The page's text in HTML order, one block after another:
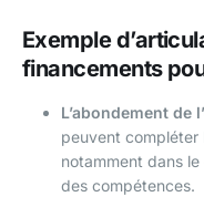
Exemple
financements
L’abondement de
peuvent compléter
notamment dans
des compétences.